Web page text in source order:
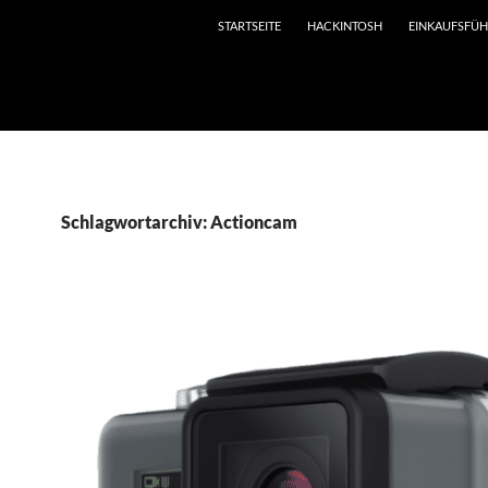
STARTSEITE HACKINTOSH
Schlagwortarchiv: Actioncam